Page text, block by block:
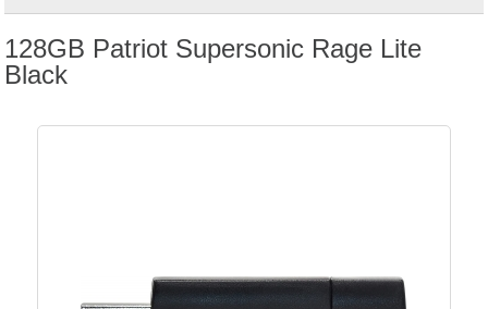
128GB Patriot Supersonic Rage Lite
Black